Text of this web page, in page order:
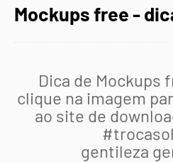
Mockups free -
Dica de Mockups
clique na imagem
ao site de
gentileza